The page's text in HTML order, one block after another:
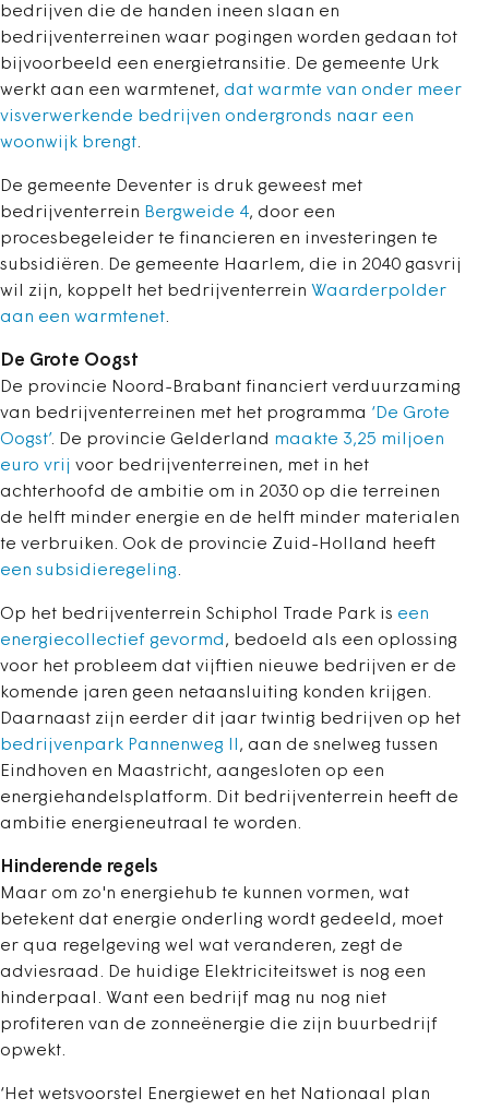
bedrijven die de handen ineen slaan en
bedrijventerreinen waar pogingen worden gedaan tot
bijvoorbeeld een energietransitie. De gemeente Urk
werkt aan een warmtenet, dat warmte van onder meer
visverwerkende bedrijven ondergronds naar een
woonwijk brengt.
De gemeente Deventer is druk geweest met
bedrijventerrein Bergweide 4, door een
procesbegeleider te financieren en investeringen te
subsidiëren. De gemeente Haarlem, die in 2040 gasvrij
wil zijn, koppelt het bedrijventerrein Waarderpolder
aan een warmtenet.
De Grote Oogst
De provincie Noord-Brabant financiert verduurzaming
van bedrijventerreinen met het programma ‘De Grote
Oogst’. De provincie Gelderland maakte 3,25 miljoen
euro vrij voor bedrijventerreinen, met in het
achterhoofd de ambitie om in 2030 op die terreinen
de helft minder energie en de helft minder materialen
te verbruiken. Ook de provincie Zuid-Holland heeft
een subsidieregeling.
Op het bedrijventerrein Schiphol Trade Park is een
energiecollectief gevormd , bedoeld als een oplossing
voor het probleem dat vijftien nieuwe bedrijven er de
komende jaren geen netaansluiting konden krijgen.
Daarnaast zijn eerder dit jaar twintig bedrijven op het
bedrijvenpark Pannenweg II , aan de snelweg tussen
Eindhoven en Maastricht, aangesloten op een
energiehandelsplatform. Dit bedrijventerrein heeft de
ambitie energieneutraal te worden.
Hinderende regels
Maar om zo'n energiehub te kunnen vormen, wat
betekent dat energie onderling wordt gedeeld, moet
er qua regelgeving wel wat veranderen, zegt de
adviesraad. De huidige Elektriciteitswet is nog een
hinderpaal. Want een bedrijf mag nu nog niet
profiteren van de zonneënergie die zijn buurbedrijf
opwekt.
‘Het wetsvoorstel Energiewet en het Nationaal plan